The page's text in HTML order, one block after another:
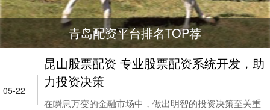
青岛配资平台排名TOP荐
05-22
昆山股票配资 专业股票配资系统开发，助
力投资决策
在瞬息万变的金融市场中，做出明智的投资决策至关重